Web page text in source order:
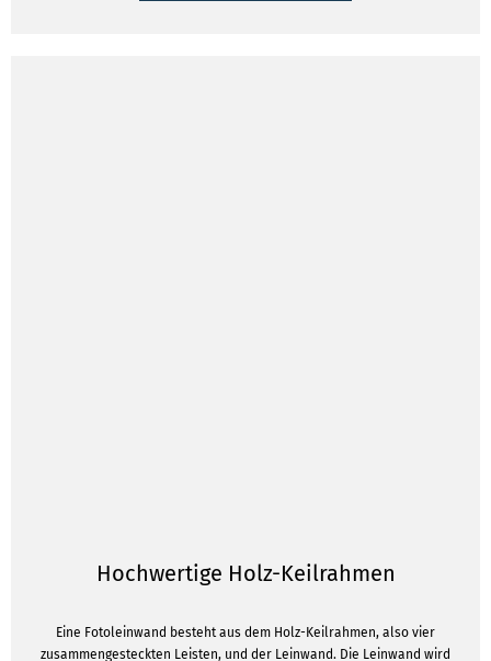
Hochwertige Holz-Keilrahmen
Eine Fotoleinwand besteht aus dem Holz-Keilrahmen, also vier
zusammengesteckten Leisten, und der Leinwand. Die Leinwand wird